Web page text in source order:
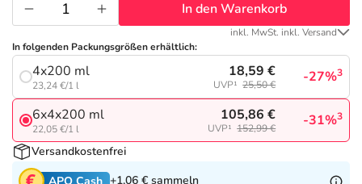
Tierapotheke
Vitamine & Mineralstoffe
Marken
Salus Deals
In den Warenkorb
inkl. MwSt. inkl. Versand
In folgenden Packungsgrößen erhältlich:
4x200 ml
23,24 €/1 l
18,59 €
UVP¹ 25,50 € -27%3
6x4x200 ml
22,05 €/1 l
105,86 €
UVP¹ 152,99 € -31%3
Versandkostenfrei
APO Cash +1,06 € sammeln